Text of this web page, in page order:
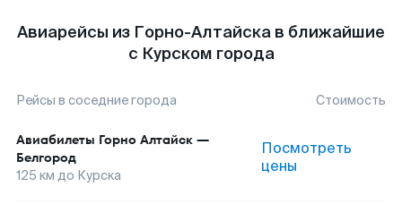
Авиарейсы из Горно-Алтайска в ближайшие
с Курском города
Рейсы в соседние города Стоимость
Авиабилеты Горно Алтайск —
Белгород
125 км до Курска
Посмотреть
цены